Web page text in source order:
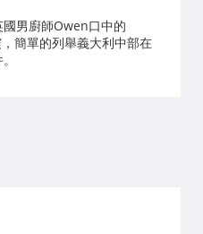
男廚師Owen口中的
簡單的列舉義大利中部在